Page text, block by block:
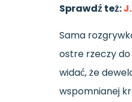
Sprawdź też:
Sama
ostre rzeczy
widać, że
wspomnianej